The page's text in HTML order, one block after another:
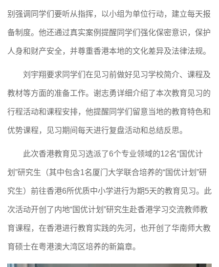
别强调同学们要听从指挥，以小组为单位行动，建立每天报
备制度。他还通过真实案例提醒同学们强化保密意识，保护
人身和财产安全，并尊重香港本地的文化差异及法律法规。
刘宇翔要求同学们在见习前做好见习学校简介、课程及
教材等方面的准备工作。谢志勇详细介绍了本次教育见习的
行程活动和课程安排，他提醒同学们留意当地的教育特色和
优势课程，见习期间每天进行复盘活动和总结反思。
此次香港教育见习选派了6个专业领域的12名“国优计
划”研究生（其中包含1名厦门大学联合培养的“国优计划”研
究生）前往香港6所优质中小学进行为期5天的教育见习。此
次活动开创了内地“国优计划”研究生赴香港学习交流教师教
育课程，在香港进行教育实践的先河，也开创了华南师大教
育硕士在粤港澳大湾区培养的新篇章。